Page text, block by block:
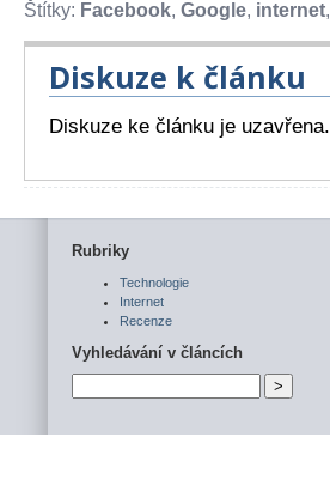
Štítky: Facebook, Google, internet,
Diskuze k článku
Diskuze ke článku je uzavřena.
Rubriky
Technologie
Internet
Recenze
Vyhledávání v článcích